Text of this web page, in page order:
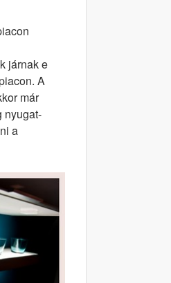
járnak e
A
már
nyugat-
a